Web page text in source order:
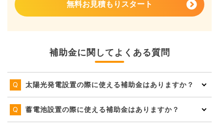
無料お見積もりスタート
補助金に関してよくある質問
太陽光発電設置の際に使える補助金はありますか？
蓄電池設置の際に使える補助金はありますか？